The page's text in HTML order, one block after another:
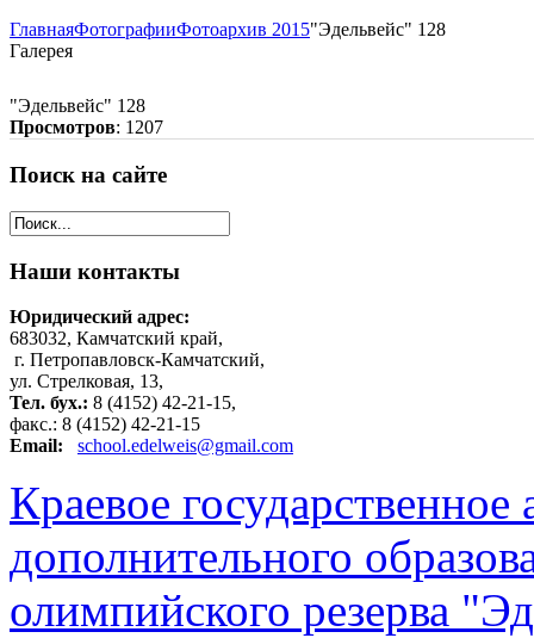
ГлавнаяФотографииФотоархив 2015"Эдельвейс" 128
Галерея
"Эдельвейс" 128
Просмотров: 1207
Поиск на сайте
Наши контакты
Юридический адрес:
683032, Камчатский край,
г. Петропавловск-Камчатский,
ул. Стрелковая, 13,
Тел. бух.: 8 (4152) 42-21-15,
факс.: 8 (4152) 42-21-15
Email:
school.edelweis@gmail.com
Краевое
дополнительного
олимпийского резерва